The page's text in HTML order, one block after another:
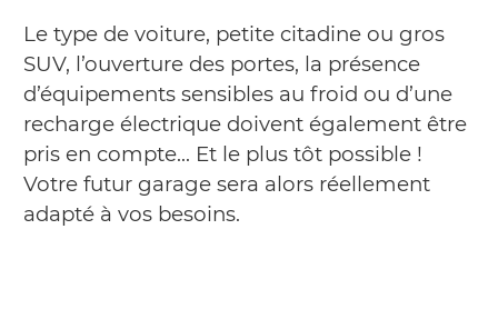
Le type de voiture, petite citadine ou gros
SUV, l’ouverture des portes, la présence
d’équipements sensibles au froid ou d’une
recharge électrique doivent également être
pris en compte… Et le plus tôt possible !
Votre futur garage sera alors réellement
adapté à vos besoins.